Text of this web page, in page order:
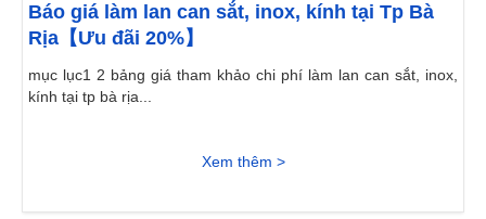
Báo giá làm lan can sắt, inox, kính tại Tp Bà
Rịa【Ưu đãi 20%】
mục lục1 2 bảng giá tham khảo chi phí làm lan can sắt, inox,
kính tại tp bà rịa...
Xem thêm >